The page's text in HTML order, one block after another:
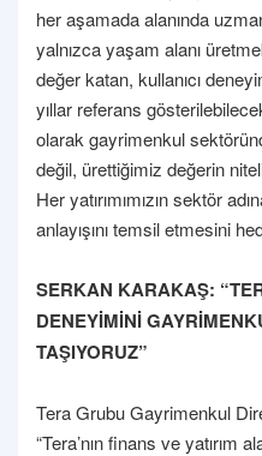
her aşamada alanında
yalnızca yaşam alanı
değer katan, kullanıcı
yıllar referans
olarak gayrimenkul
değil, ürettiğimiz değerin
Her yatırımımızın sektör
anlayışını temsil etmesini
SERKAN KARAKAŞ:
DENEYİMİNİ
TAŞIYORUZ”
Tera Grubu Gayrimenkul
“Tera’nın finans ve yatırım